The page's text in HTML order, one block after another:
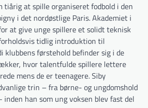
tiårig at spille organiseret fodbold i den
i det nordøstlige Paris. Akademiet i
at give unge spillere et solidt teknisk
tidlig introduktion til
klubbens førstehold befinder sig i de
hvor talentfulde spillere lettere
mens de er teenagere. Siby
trin – fra børne- og ungdomshold
inden han som ung voksen blev fast del